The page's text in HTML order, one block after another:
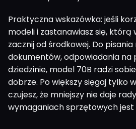
Praktyczna wskazówka: jeśli
modeli i zastanawiasz się,
zacznij od środkowej. Do
dokumentów, odpowiadania na
dziedzinie, model 70B radzi
dobrze. Po większy sięgaj tylko
czujesz, że mniejszy nie daje
wymaganiach sprzętowych jest